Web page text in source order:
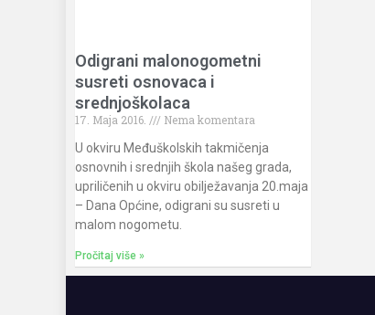
Odigrani malonogometni
susreti osnovaca i
srednjoškolaca
17. Maja 2016.
Nema komentara
U okviru Međuškolskih takmičenja
osnovnih i srednjih škola našeg grada,
upriličenih u okviru obilježavanja 20.maja
– Dana Općine, odigrani su susreti u
malom nogometu.
Pročitaj više »